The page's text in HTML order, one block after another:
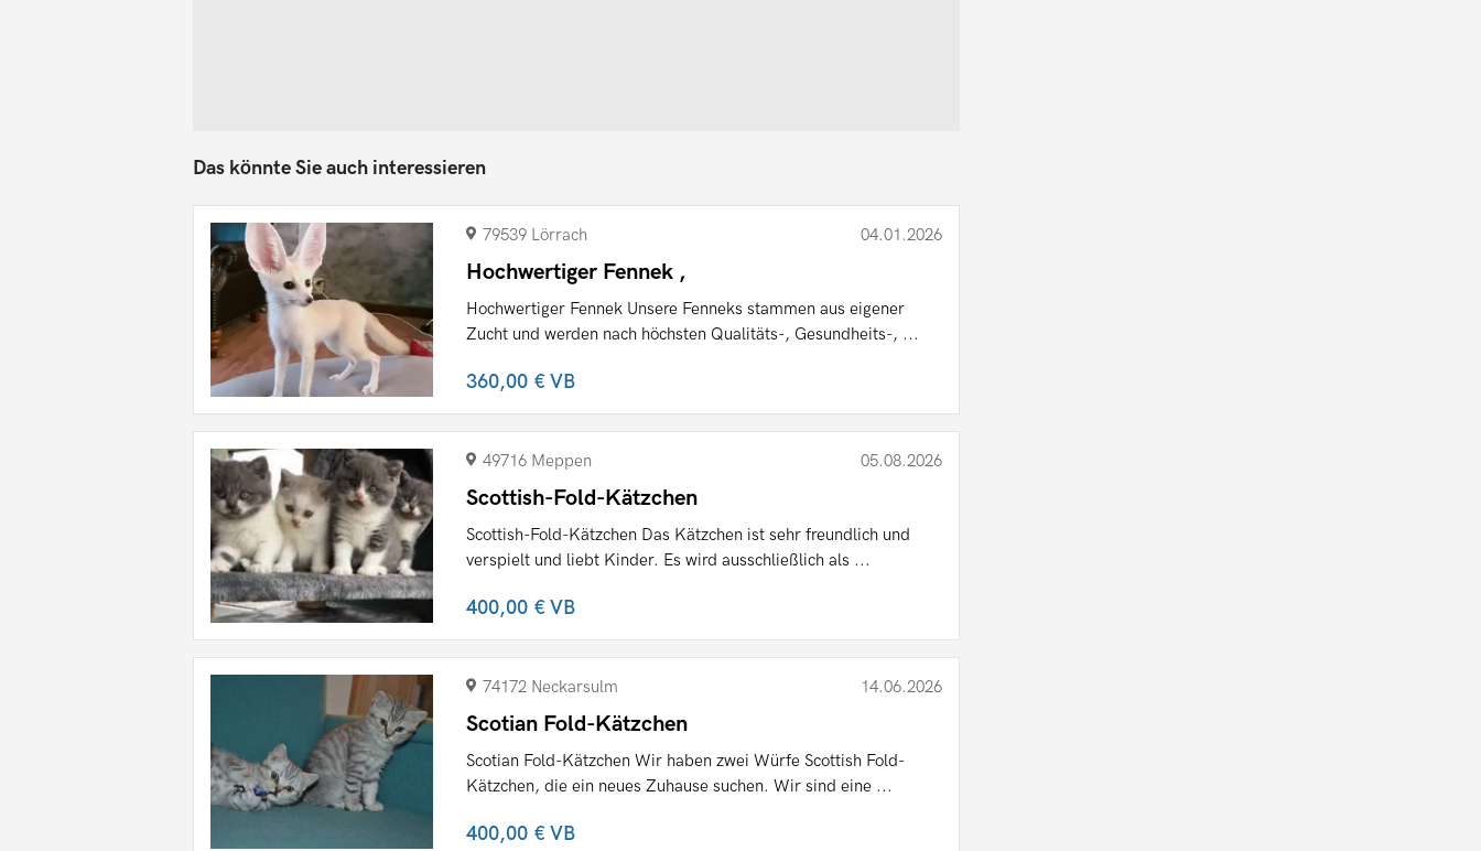
Das könnte Sie auch interessieren
79539 Lörrach 04.01.2026
Hochwertiger Fennek ,
Hochwertiger Fennek Unsere Fenneks stammen aus eigener
Zucht und werden nach höchsten Qualitäts-, Gesundheits-, ...
360,00 €VB
49716 Meppen 05.08.2026
Scottish-Fold-Kätzchen
Scottish-Fold-Kätzchen Das Kätzchen ist sehr freundlich und
verspielt und liebt Kinder. Es wird ausschließlich als ...
400,00 €VB
74172 Neckarsulm 14.06.2026
Scotian Fold-Kätzchen
Scotian Fold-Kätzchen Wir haben zwei Würfe Scottish Fold-
Kätzchen, die ein neues Zuhause suchen. Wir sind eine ...
400,00 €VB